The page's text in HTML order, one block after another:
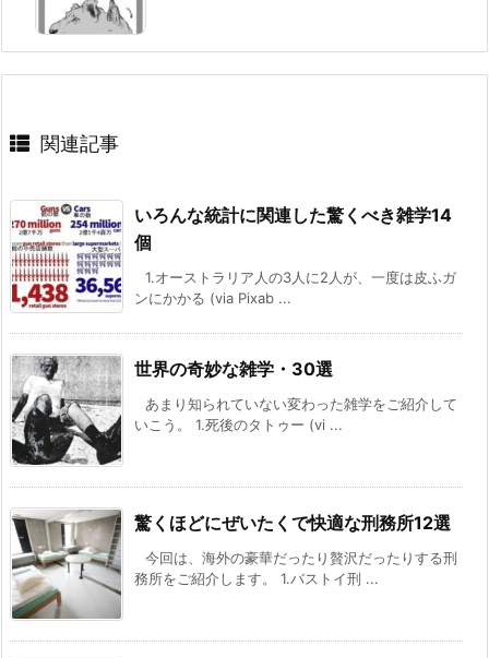
関連記事
いろんな統計に関連した驚くべき雑学14
個
1.オーストラリア人の3人に2人が、一度は皮ふガ
ンにかかる (via Pixab ...
世界の奇妙な雑学・30選
あまり知られていない変わった雑学をご紹介して
いこう。 1.死後のタトゥー (vi ...
驚くほどにぜいたくで快適な刑務所12選
今回は、海外の豪華だったり贅沢だったりする刑
務所をご紹介します。 1.バストイ刑 ...